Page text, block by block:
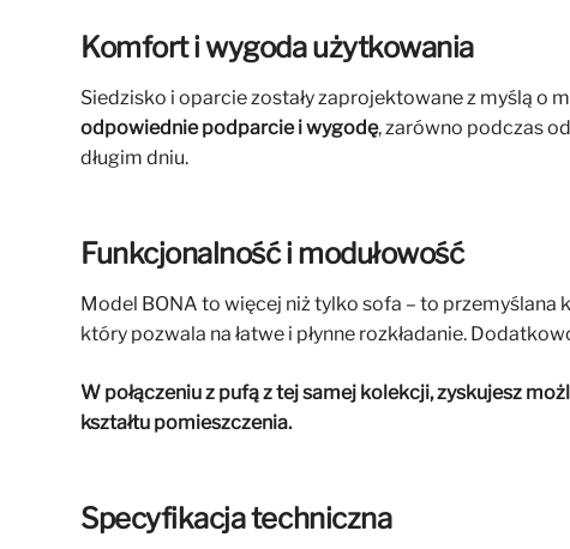
Komfort i wygoda użytkowania
Siedzisko i oparcie zostały zaprojektowane z myślą o
odpowiednie podparcie i wygodę, zarówno podczas
długim dniu.
Funkcjonalność i modułowość
Model BONA to więcej niż tylko sofa – to przemyślana
który pozwala na łatwe i płynne rozkładanie.
W połączeniu z pufą z tej samej kolekcji, zyskujesz
kształtu pomieszczenia.
Specyfikacja techniczna